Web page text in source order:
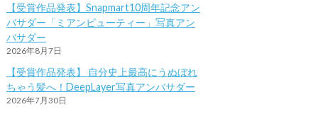
【受賞作品発表】Snapmart10周年記念アン
バサダー「ミアンビューティー」写真アン
バサダー
2026年8月7日
【受賞作品発表】 自分史上最高にうぬぼれ
ちゃう髪へ！DeepLayer写真アンバサダー
2026年7月30日